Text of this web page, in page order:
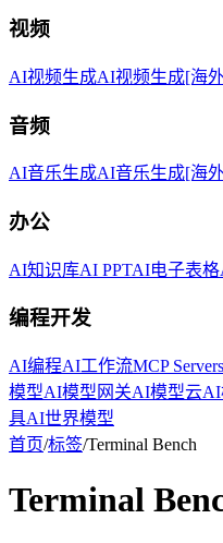
视频
AI视频生成AI视频生成[海
音频
AI音乐生成AI音乐生成[海
办公
AI知识库AI PPTAI电子表格
编程开发
AI编程AI工作流MCP Servers
模型AI模型网关AI模型云AI
具AI世界模型
首页/标签/Terminal Bench
Terminal